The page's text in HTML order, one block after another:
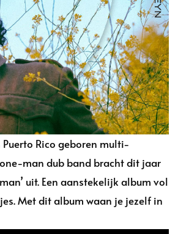
Rico geboren multi-
man dub band bracht dit jaar
uit. Een aanstekelijk album vol
Met dit album waan je jezelf in